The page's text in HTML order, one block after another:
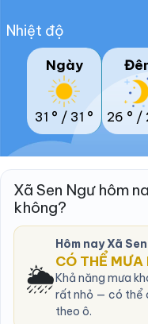
Nhiệt độ
Ngày
31 ° / 31 ° 26 ° /
Xã Sen Ngư hôm
không?
🌦️
Hôm nay Xã
CÓ THỂ MƯA
Khả năng mưa
rất nhỏ — có thể
theo ô.